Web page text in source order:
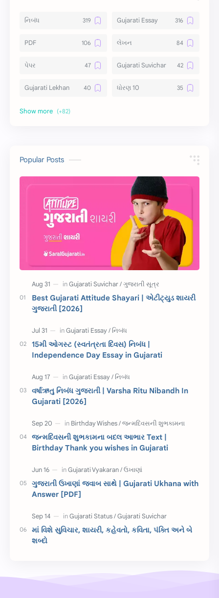
નિબંધ Gujarati Essay
PDF લેખન
પેપર Gujarati Suvichar
Gujarati Lekhan ધોરણ 10
અર્થ વિસ્તાર
10 વાક્યો
સુવિચાર Gujarati Vyakaran
આરતી
અહેવાલ લેખન શુભેચ્છા સંદેશ
ગુજરાતી શબ્દો
ધોરણ 5 માહિતી
ગુજરાતી સૂત્ર
ચાલીસા
દિવાળી સમાનાર્થી શબ્દો
સ્પીચ ગુજરાતી Textbook PDF
રક્ષાબંધન 26 જાન્યુઆરી
જાણવા જેવું
શિક્ષક દિવસ ઉત્તરાયણ
કહેવતો Birthday Wishes
Gujarati Slogans Gujarati Speech
ગુજરાતી વ્યાકરણ
જ્ઞાન સાધના પરીક્ષા Lekhan
Merit List
દિન વિશેષ
Popular Posts
Best Gujarati Attitude Shayari | એટીટ્યુડ શાયરી
ગુજરાતી [2026]
15મી ઓગસ્ટ (સ્વતંત્રતા દિવસ) નિબંધ |
Independence Day Essay in Gujarati
વર્ષાઋતુ નિબંધ ગુજરાતી | Varsha Ritu Nibandh In
Gujarati [2026]
જન્મદિવસની શુભકામના બદલ આભાર Text |
Birthday Thank you wishes in Gujarati
ગુજરાતી ઉખાણાં જવાબ સાથે | Gujarati Ukhana with
Answer [PDF]
માં વિશે સુવિચાર, શાયરી, કહેવતો, કવિતા, પંક્તિ અને બે
શબ્દો